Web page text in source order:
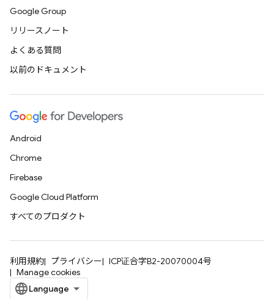
Google Group
リリースノート
よくある質問
以前のドキュメント
Android
Chrome
Firebase
Google Cloud Platform
すべてのプロダクト
利用規約 プライバシー
ICP证合字B2-20070004号
Manage cookies